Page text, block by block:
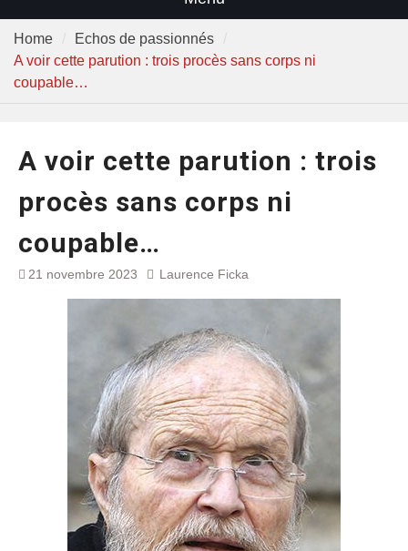
Home
Echos de passionnés
A voir cette parution : trois procès sans corps ni
coupable…
A voir cette parution : trois
procès sans corps ni
coupable…
21 novembre 2023 Laurence Ficka